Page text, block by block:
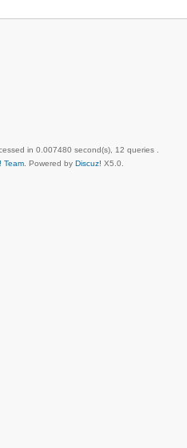
in 0.007480 second(s), 12 queries .
Team . Powered by Discuz! X5.0